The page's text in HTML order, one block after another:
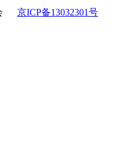
会 京ICP备13032301号